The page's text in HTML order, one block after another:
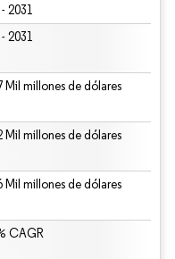
2031
2031
Mil millones de dólares
Mil millones de dólares
Mil millones de dólares
CAGR